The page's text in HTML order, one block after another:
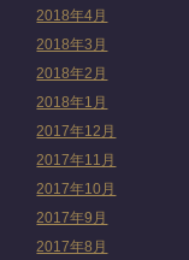
2018年4月
2018年3月
2018年2月
2018年1月
2017年12月
2017年11月
2017年10月
2017年9月
2017年8月